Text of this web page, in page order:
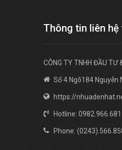
Thông tin liên
CÔNG TY TNHH ĐẦU TƯ
Số 4 Ngõ184 Nguyễn
https://
Hotline: 0982.966.681
Phone: